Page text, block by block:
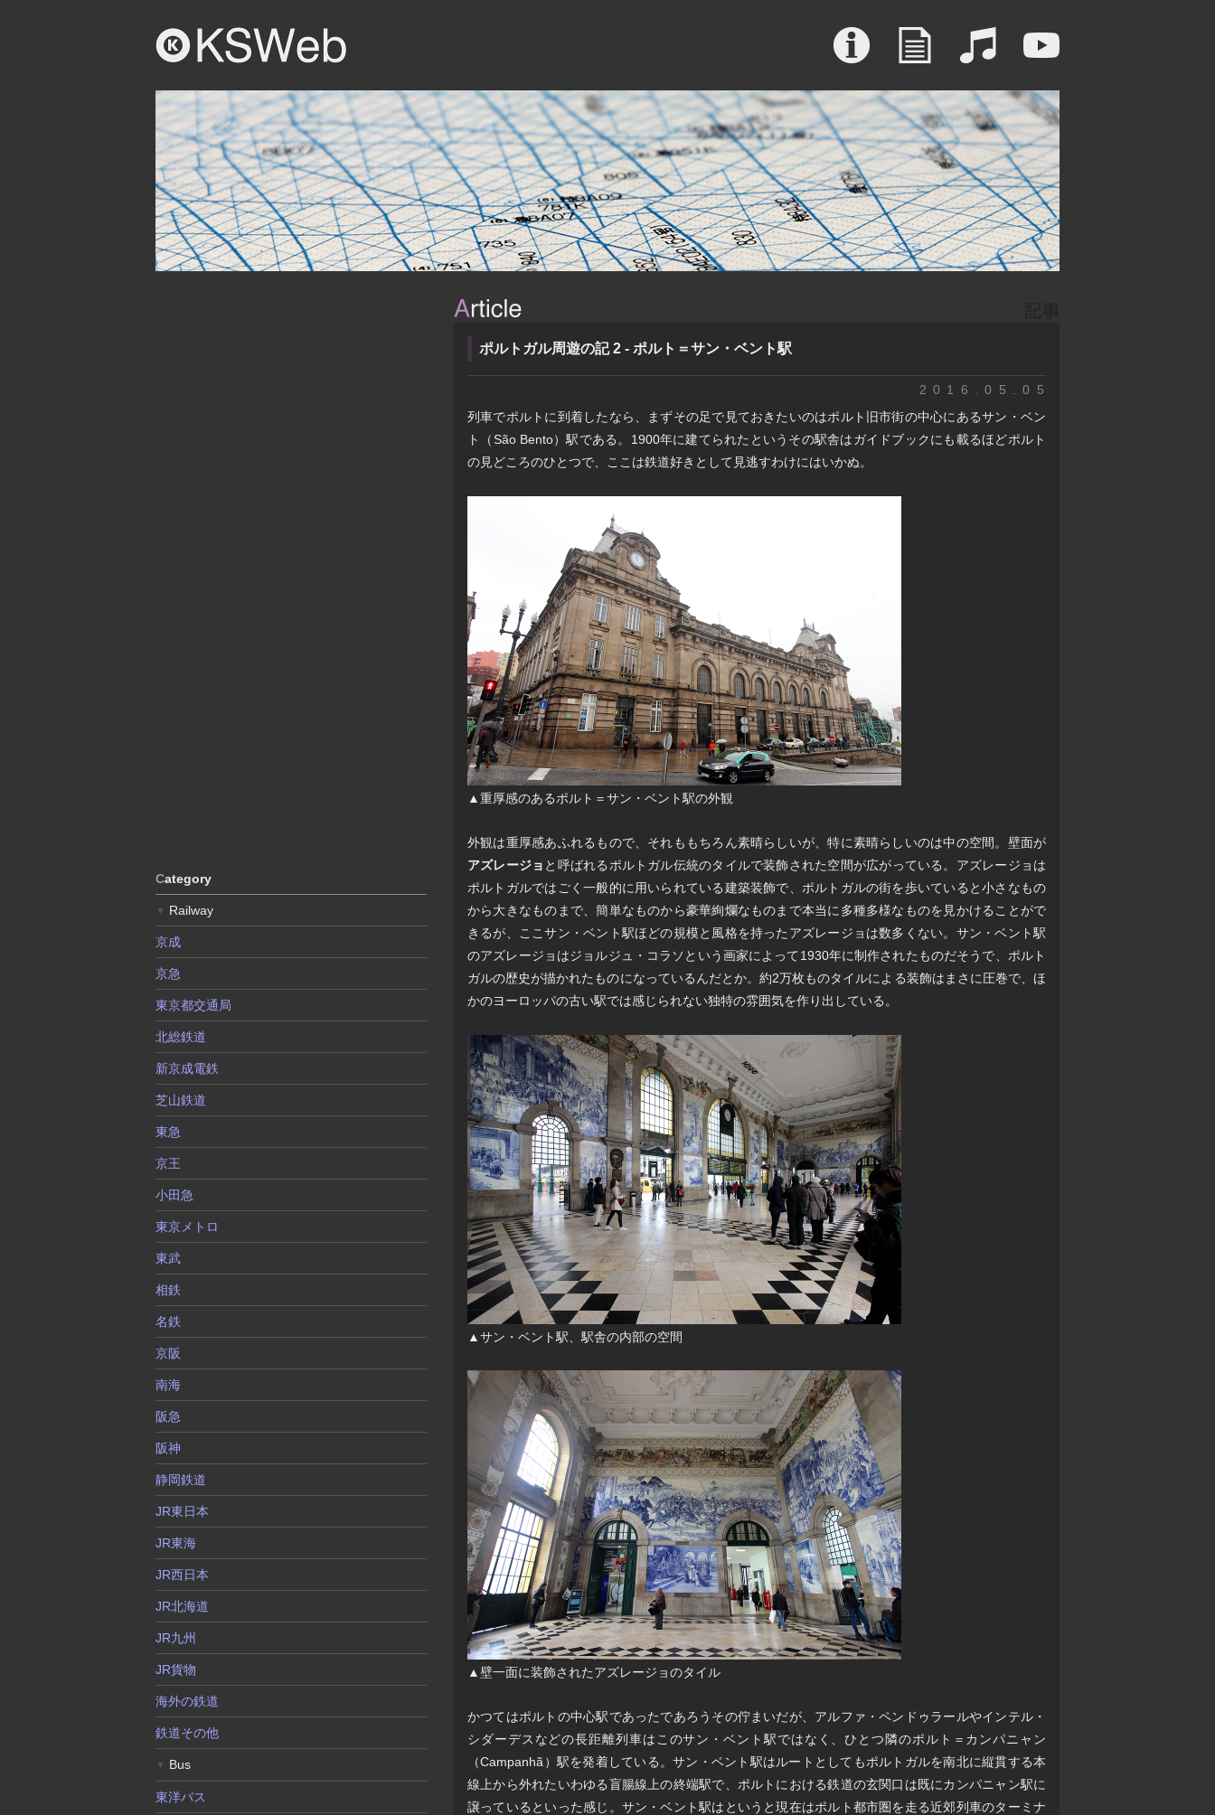
ポルトガル周遊の記 2 - ポルト＝サン・ベント駅
2016.05.05
列車でポルトに到着したなら、まずその足で見ておきたいのはポルト旧市街の中心にあるサン・ベン
ト（São Bento）駅である。1900年に建てられたというその駅舎はガイドブックにも載るほどポルト
の見どころのひとつで、ここは鉄道好きとして見逃すわけにはいかぬ。
▲重厚感のあるポルト＝サン・ベント駅の外観
外観は重厚感あふれるもので、それももちろん素晴らしいが、特に素晴らしいのは中の空間。壁面が
アズレージョ と呼ばれるポルトガル伝統のタイルで装飾された空間が広がっている。アズレージョは
ポルトガルではごく一般的に用いられている建築装飾で、ポルトガルの街を歩いていると小さなもの
から大きなものまで、簡単なものから豪華絢爛なものまで本当に多種多様なものを見かけることがで
きるが、ここサン・ベント駅ほどの規模と風格を持ったアズレージョは数多くない。サン・ベント駅
のアズレージョはジョルジュ・コラソという画家によって1930年に制作されたものだそうで、ポルト
ガルの歴史が描かれたものになっているんだとか。約2万枚ものタイルによる装飾はまさに圧巻で、ほ
かのヨーロッパの古い駅では感じられない独特の雰囲気を作り出している。
▲サン・ベント駅、駅舎の内部の空間
▲壁一面に装飾されたアズレージョのタイル
かつてはポルトの中心駅であったであろうその佇まいだが、アルファ・ペンドゥラールやインテル・
シダーデスなどの長距離列車はこのサン・ベント駅ではなく、ひとつ隣のポルト＝カンパニャン
（Campanhã）駅を発着している。サン・ベント駅はルートとしてもポルトガルを南北に縦貫する本
線上から外れたいわゆる盲腸線上の終端駅で、ポルトにおける鉄道の玄関口は既にカンパニャン駅に
譲っているといった感じ。サン・ベント駅はというと現在はポルト都市圏を走る近郊列車のターミナ
Category
▼ Railway
京成
京急
東京都交通局
北総鉄道
新京成電鉄
芝山鉄道
東急
京王
小田急
東京メトロ
東武
相鉄
名鉄
京阪
南海
阪急
阪神
静岡鉄道
JR東日本
JR東海
JR西日本
JR北海道
JR九州
JR貨物
海外の鉄道
鉄道その他
▼ Bus
東洋バス